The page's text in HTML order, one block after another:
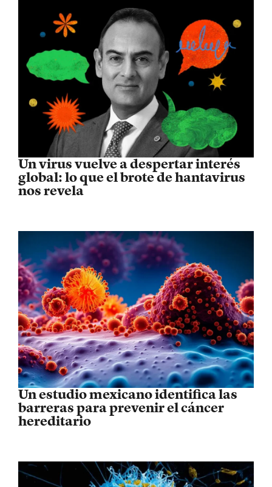
Un virus vuelve a despertar interés
global: lo que el brote de hantavirus
nos revela
Un estudio mexicano identifica las
barreras para prevenir el cáncer
hereditario